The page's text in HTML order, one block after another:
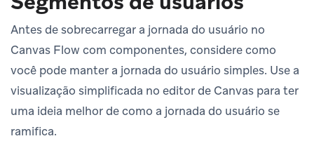
Antes de sobrecarregar a jornada do usuário no
Canvas Flow com componentes, considere como
você pode manter a jornada do usuário simples. Use a
visualização simplificada no editor de Canvas para ter
uma ideia melhor de como a jornada do usuário se
ramifica.